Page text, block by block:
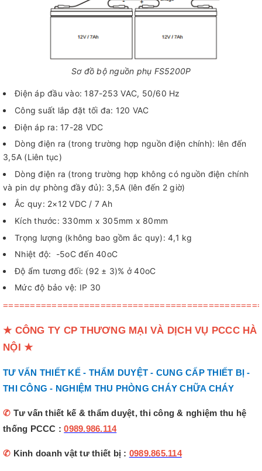
Sơ đồ bộ nguồn phụ FS5200P
Điện áp đầu vào: 187-253 VAC, 50/60 Hz
Công suất lắp đặt tối đa: 120 VAC
Điện áp ra: 17-28 VDC
Dòng điện ra (trong trường hợp nguồn điện chính): lên đến
3,5A (Liên tục)
Dòng điện ra (trong trường hợp không có nguồn điện chính
và pin dự phòng đầy đủ): 3,5A (lên đến 2 giờ)
Ắc quy: 2×12 VDC / 7 Ah
Kích thước: 330mm x 305mm x 80mm
Trọng lượng (không bao gồm ắc quy): 4,1 kg
Nhiệt độ: -5oC đến 40oC
Độ ẩm tương đối: (92 ± 3)% ở 40oC
Mức độ bảo vệ: IP 30
★ CÔNG TY CP THƯƠNG MẠI VÀ DỊCH VỤ PCCC HÀ
NỘI ★
TƯ VẤN THIẾT KẾ - THẨM DUYỆT - CUNG CẤP THIẾT BỊ -
THI CÔNG - NGHIỆM THU PHÒNG CHÁY CHỮA CHÁY
✆ Tư vấn thiết kế & thẩm duyệt, thi công & nghiệm thu hệ
thống PCCC :0989.986.114
✆ Kinh doanh vật tư thiết bị : 0989.865.114